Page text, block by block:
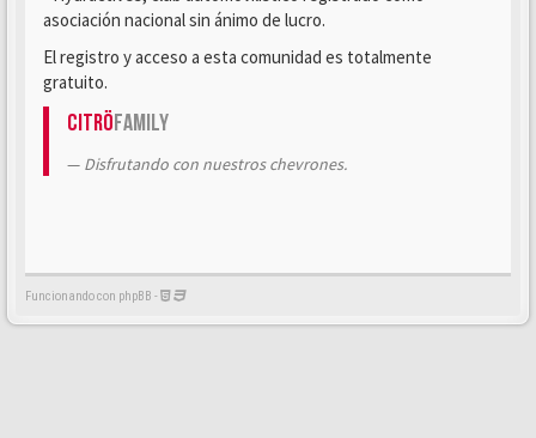
asociación nacional sin ánimo de lucro.
El registro y acceso a esta comunidad es totalmente
gratuito.
CitröFamily
Disfrutando con nuestros chevrones.
Funcionando con phpBB -